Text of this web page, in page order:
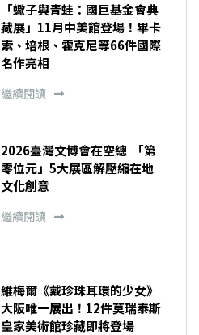
「蠍子與青蛙：國巨基金會典
藏展」11月中美館登場！畢卡
索、培根、霍克尼等66件國際
名作亮相
繼續閱讀
2026臺灣文博會在空總 「第
零位元」5大展區解壓縮在地
文化創意
繼續閱讀
維梅爾《戴珍珠耳環的少女》
大阪唯一展出！12件莫瑞泰斯
皇家美術館珍藏即將登場